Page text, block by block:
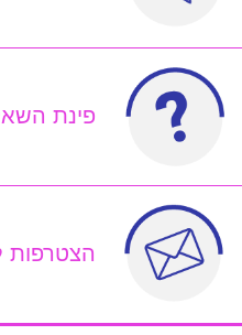
פינת
הצטרפות